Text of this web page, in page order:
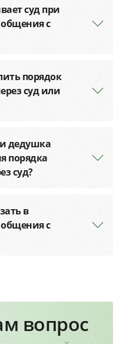
суд при
с
порядок
суд или
дедушка
порядка
суд?
в
с
вопрос